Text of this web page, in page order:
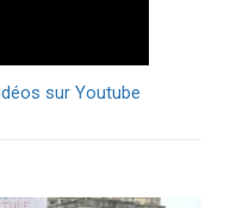
sur Youtube